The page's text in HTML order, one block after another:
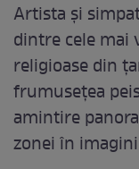
Artista şi
dintre cele mai
religioase din
frumuseţea
amintire
zonei în